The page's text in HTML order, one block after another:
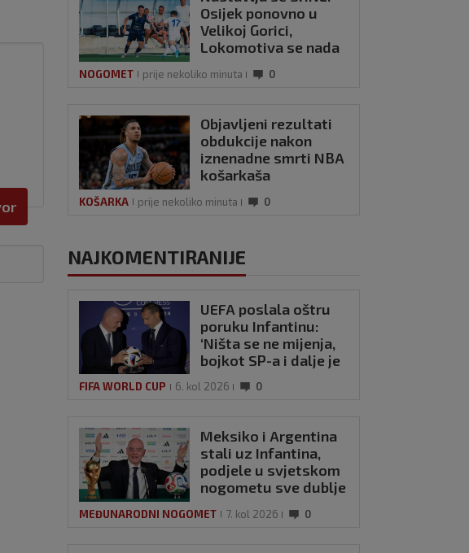
Osijek ponovno u
Velikoj Gorici,
Lokomotiva se nada
NOGOMET prije nekoliko minuta 0
Objavljeni rezultati
obdukcije nakon
iznenadne smrti NBA
košarkaša
KOŠARKA prije nekoliko minuta 0
NAJKOMENTIRANIJE
UEFA poslala oštru
poruku Infantinu:
‘Ništa se ne mijenja,
bojkot SP-a i dalje je
FIFA WORLD CUP 6. kol 2026 0
Meksiko i Argentina
stali uz Infantina,
podjele u svjetskom
nogometu sve dublje
MEĐUNARODNI NOGOMET 7. kol 2026 0